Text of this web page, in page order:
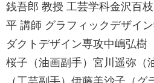
銭吾郎 教授 工芸学科金沢百
平 講師 グラフィックデザイ
ダクトデザイン専攻中嶋弘樹
桜子（油画副手）宮川遥弥（